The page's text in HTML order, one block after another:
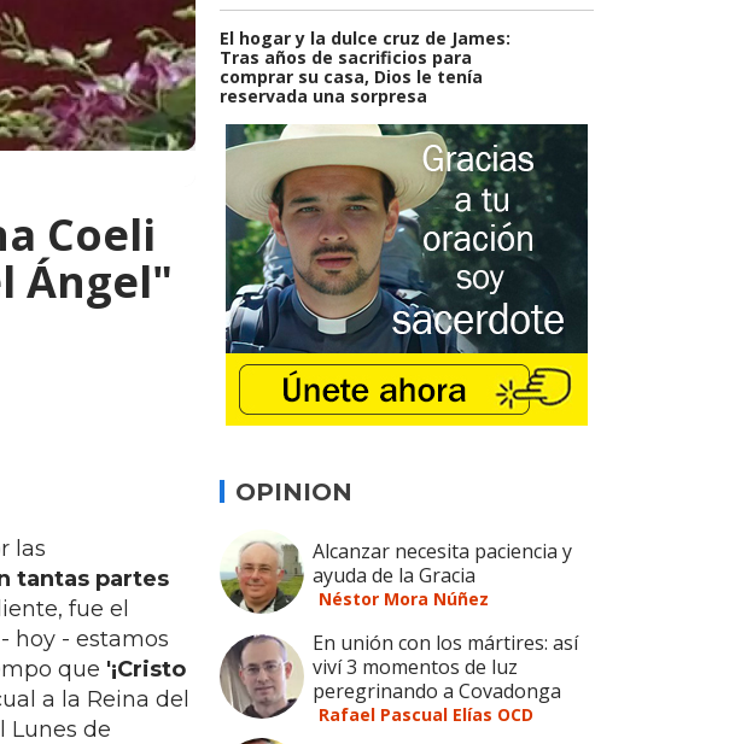
Coeli
Ángel"
las
tantas partes
fue el
hoy - estamos
que '¡Cristo
a la Reina del
Lunes de
El hogar y la dulce cruz de James:
Tras años de sacrificios para
comprar su casa, Dios le tenía
reservada una sorpresa
OPINION
Alcanzar necesita paciencia y
ayuda de la Gracia
Néstor Mora Núñez
En unión con los mártires: así
viví 3 momentos de luz
peregrinando a Covadonga
Rafael Pascual Elías OCD